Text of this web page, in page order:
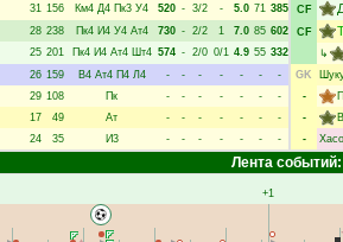
31 156 Км4 Д4 Пк3 У4 520 - 3/2 - 5.0 71 385
28 238 Пк4 И4 У4 Ат4 730 - 2/2 1 7.0 85 602
25 201 Пк4 И4 Ат4 Шт4 574 - 2/0 0/1 4.9 55 332
26 159 В4 Ат4 П4 Л4 - - - - - -
-
29 108 Пк - - - - - -
-
17 49 Ат - - - - - -
-
24 35 И3 - - - - - - -
CF
CF
↳
GK
-
-
-
Лента событий:
+1